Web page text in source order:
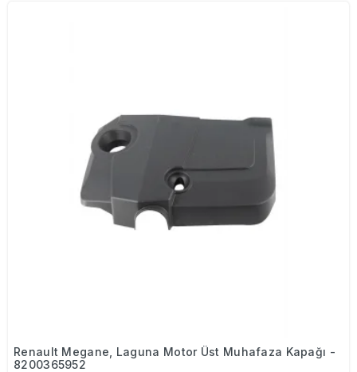
Renault Megane, Laguna Motor Üst Muhafaza Kapağı -
8200365952